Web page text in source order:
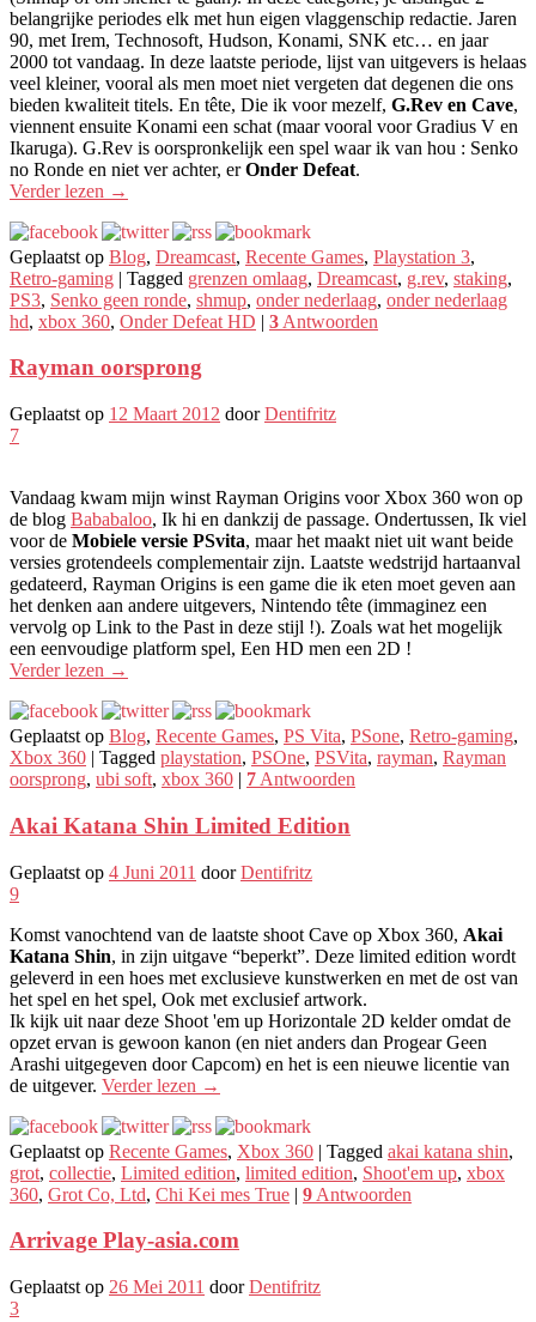
belangrijke periodes elk met hun eigen vlaggenschip redactie. Jaren
90, met Irem, Technosoft, Hudson, Konami, SNK etc… en jaar
2000 tot vandaag. In deze laatste periode, lijst van uitgevers is helaas
veel kleiner, vooral als men moet niet vergeten dat degenen die ons
bieden kwaliteit titels. En tête, Die ik voor mezelf, G.Rev en Cave,
viennent ensuite Konami een schat (maar vooral voor Gradius V en
Ikaruga). G.Rev is oorspronkelijk een spel waar ik van hou : Senko
no Ronde en niet ver achter, erOnder Defeat.
Verder lezen →
Geplaatst op Blog, Dreamcast, Recente Games, Playstation 3,
Retro-gaming | Tagged grenzen omlaag, Dreamcast, g.rev, staking,
PS3, Senko geen ronde, shmup, onder nederlaag, onder nederlaag
hd, xbox 360, Onder Defeat HD | 3 Antwoorden
Rayman oorsprong
Geplaatst op 12 Maart 2012 doorDentifritz
7
Vandaag kwam mijn winst Rayman Origins voor Xbox 360 won op
de blog Bababaloo, Ik hi en dankzij de passage. Ondertussen, Ik viel
voor de Mobiele versie PSvita, maar het maakt niet uit want beide
versies grotendeels complementair zijn. Laatste wedstrijd hartaanval
gedateerd, Rayman Origins is een game die ik eten moet geven aan
het denken aan andere uitgevers, Nintendo tête (immaginez een
vervolg op Link to the Past in deze stijl !). Zoals wat het mogelijk
een eenvoudige platform spel, Een HD men een 2D !
Verder lezen →
Geplaatst op Blog, Recente Games, PS Vita, PSone, Retro-gaming,
Xbox 360 | Tagged playstation, PSOne, PSVita, rayman, Rayman
oorsprong, ubi soft, xbox 360 | 7 Antwoorden
Akai Katana Shin Limited Edition
Geplaatst op 4 Juni 2011 doorDentifritz
9
Komst vanochtend van de laatste shoot Cave op Xbox 360, Akai
Katana Shin, in zijn uitgave “beperkt”. Deze limited edition wordt
geleverd in een hoes met exclusieve kunstwerken en met de ost van
het spel en het spel, Ook met exclusief artwork.
Ik kijk uit naar deze Shoot 'em up Horizontale 2D kelder omdat de
opzet ervan is gewoon kanon (en niet anders dan Progear Geen
Arashi uitgegeven door Capcom) en het is een nieuwe licentie van
de uitgever. Verder lezen →
Geplaatst op Recente Games, Xbox 360 | Tagged akai katana shin,
grot, collectie, Limited edition, limited edition, Shoot'em up, xbox
360, Grot Co, Ltd, Chi Kei mes True | 9 Antwoorden
Arrivage Play-asia.com
Geplaatst op 26 Mei 2011 doorDentifritz
3